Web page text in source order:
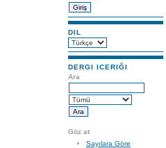
DIL
DERGI ICERIĞI
Ara
Göz at
Sayılara Göre